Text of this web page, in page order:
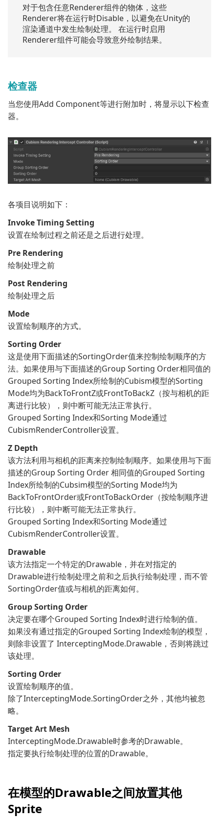
对于包含任意Renderer组件的物体，这些
Renderer将在运行时Disable，以避免在Unity的
渲染通道中发生绘制处理。 在运行时启用
Renderer组件可能会导致意外绘制结果。
检查器
当您使用Add Component等进行附加时，将显示以下检查
器。
各项目说明如下：
Invoke Timing Setting
设置在绘制过程之前还是之后进行处理。
Pre Rendering
绘制处理之前
Post Rendering
绘制处理之后
Mode
设置绘制顺序的方式。
Sorting Order
这是使用下面描述的SortingOrder值来控制绘制顺序的方
法。如果使用与下面描述的Group Sorting Order相同值的
Grouped Sorting Index所绘制的Cubism模型的Sorting
Mode均为BackToFrontZ或FrontToBackZ （按与相机的距
离进行比较），则中断可能无法正常执行。
Grouped Sorting Index和Sorting Mode通过
CubismRenderController设置。
Z Depth
该方法利用与相机的距离来控制绘制顺序。如果使用与下面
描述的Group Sorting Order相同值的Grouped Sorting
Index所绘制的Cubsim模型的Sorting Mode均为
BackToFrontOrder或FrontToBackOrder （按绘制顺序进
行比较），则中断可能无法正常执行。
Grouped Sorting Index和Sorting Mode通过
CubismRenderController设置。
Drawable
该方法指定一个特定的Drawable，并在对指定的
Drawable进行绘制处理之前和之后执行绘制处理，而不管
SortingOrder值或与相机的距离如何。
Group Sorting Order
决定要在哪个Grouped Sorting Index时进行绘制的值。
如果没有通过指定的Grouped Sorting Index绘制的模型，
则除非设置了 InterceptingMode.Drawable ，否则将跳过
该处理。
Sorting Order
设置绘制顺序的值。
除了InterceptingMode.SortingOrder之外，其他均被忽
略。
Target Art Mesh
InterceptingMode.Drawable时参考的Drawable。
指定要执行绘制处理的位置的Drawable。
在模型的Drawable之间放置其他
Sprite